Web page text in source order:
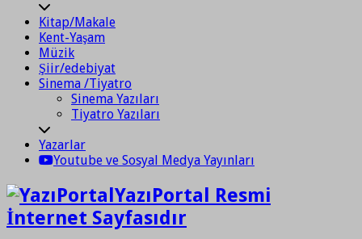
Kitap/Makale
Kent-Yaşam
Müzik
Şiir/edebiyat
Sinema /Tiyatro
Sinema Yazıları
Tiyatro Yazıları
Yazarlar
Youtube ve Sosyal Medya Yayınları
YazıPortal Resmi
İnternet Sayfasıdır